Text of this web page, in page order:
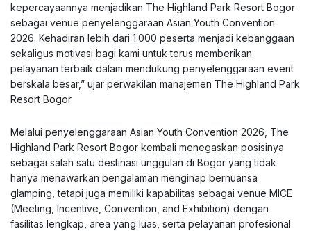
kepercayaannya menjadikan The Highland Park Resort Bogor
sebagai venue penyelenggaraan Asian Youth Convention
2026. Kehadiran lebih dari 1.000 peserta menjadi kebanggaan
sekaligus motivasi bagi kami untuk terus memberikan
pelayanan terbaik dalam mendukung penyelenggaraan event
berskala besar,” ujar perwakilan manajemen The Highland Park
Resort Bogor.
Melalui penyelenggaraan Asian Youth Convention 2026, The
Highland Park Resort Bogor kembali menegaskan posisinya
sebagai salah satu destinasi unggulan di Bogor yang tidak
hanya menawarkan pengalaman menginap bernuansa
glamping, tetapi juga memiliki kapabilitas sebagai venue MICE
(Meeting, Incentive, Convention, and Exhibition) dengan
fasilitas lengkap, area yang luas, serta pelayanan profesional